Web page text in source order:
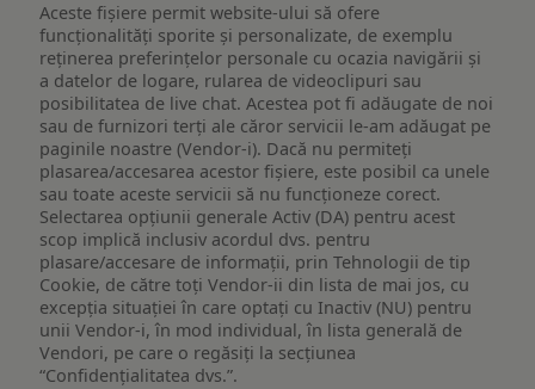
Aceste fișiere permit website-ului să ofere
funcționalități sporite și personalizate, de exemplu
reţinerea preferinţelor personale cu ocazia navigării și
a datelor de logare, rularea de videoclipuri sau
posibilitatea de live chat. Acestea pot fi adăugate de noi
sau de furnizori terți ale căror servicii le-am adăugat pe
paginile noastre (Vendor-i). Dacă nu permiteți
plasarea/accesarea acestor fișiere, este posibil ca unele
sau toate aceste servicii să nu funcționeze corect.
Selectarea opțiunii generale Activ (DA) pentru acest
scop implică inclusiv acordul dvs. pentru
plasare/accesare de informații, prin Tehnologii de tip
Cookie, de către toți Vendor-ii din lista de mai jos, cu
excepția situației în care optați cu Inactiv (NU) pentru
unii Vendor-i, în mod individual, în lista generală de
Vendori, pe care o regăsiți la secțiunea
“Confidențialitatea dvs.”.